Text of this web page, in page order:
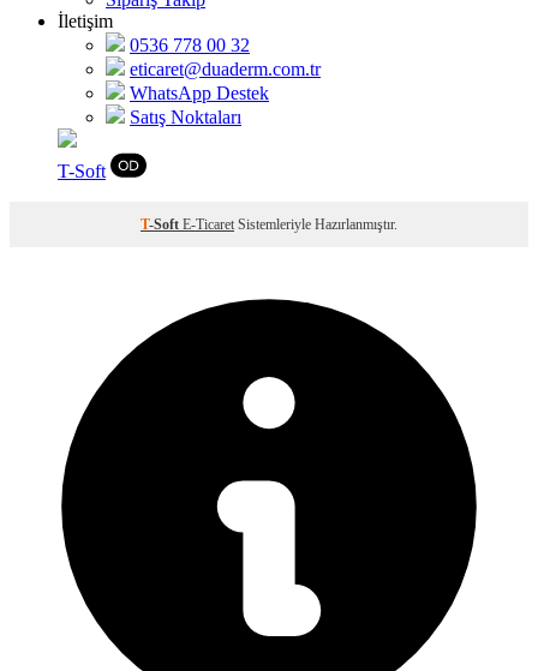
İletişim
0536 778 00 32
eticaret@duaderm.com.tr
WhatsApp Destek
Satış Noktaları
T-Soft
T-Soft E-Ticaret Sistemleriyle Hazırlanmıştır.